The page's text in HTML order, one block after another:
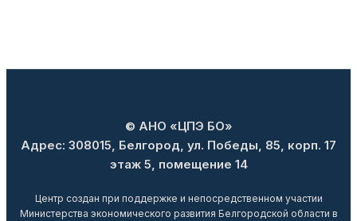
© АНО «ЦПЭ БО»
Адрес: 308015, Белгород, ул. Победы, 85, корп. 17
этаж 5, помещение 14
Центр создан при поддержке и непосредственном участии
Министерства экономического развития Белгородской области в